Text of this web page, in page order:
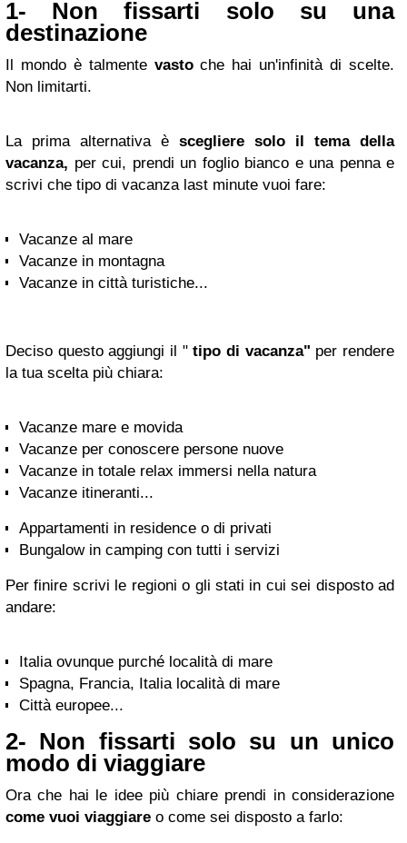
1- Non fissarti solo su una
destinazione
Il mondo è talmente vastoche hai un'infinità di scelte.
Non limitarti.
La prima alternativa è scegliere solo il tema della
vacanza, per cui, prendi un foglio bianco e una penna e
scrivi che tipo di vacanza last minute vuoi fare:
Vacanze al mare
Vacanze in montagna
Vacanze in città turistiche...
Deciso questo aggiungi il "tipo di vacanza" per rendere
la tua scelta più chiara:
Vacanze mare e movida
Vacanze per conoscere persone nuove
Vacanze in totale relax immersi nella natura
Vacanze itineranti...
Appartamenti in residence o di privati
Bungalow in camping con tutti i servizi
Per finire scrivi le regioni o gli stati in cui sei disposto ad
andare:
Italia ovunque purché località di mare
Spagna, Francia, Italia località di mare
Città europee...
2- Non fissarti solo su un unico
modo di viaggiare
Ora che hai le idee più chiare prendi in considerazione
come vuoi viaggiare o come sei disposto a farlo: